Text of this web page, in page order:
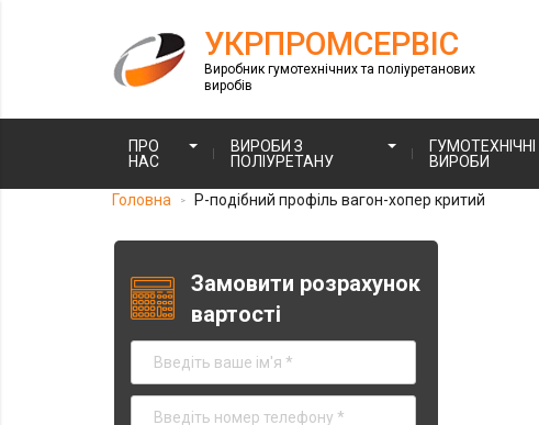
УКРПРОМСЕРВІС
Виробник гумотехнічних та поліуретанових
виробів
ПРО
НАС
ВИРОБИ З
ПОЛІУРЕТАНУ
ГУМОТЕХНІЧНІ
ВИРОБИ
Головна > Р-подібний профіль вагон-хопер критий
Замовити розрахунок
вартості